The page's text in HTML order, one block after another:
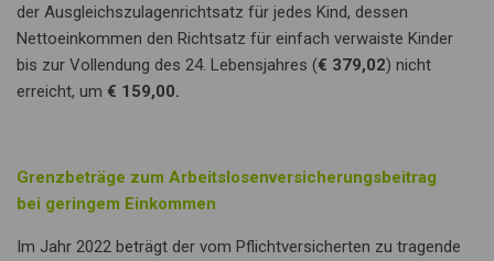
der Ausgleichszulagenrichtsatz für jedes Kind, dessen
Nettoeinkommen den Richtsatz für einfach verwaiste Kinder
bis zur Vollendung des 24. Lebensjahres (€ 379,02) nicht
erreicht, um € 159,00.
Grenzbeträge zum Arbeitslosenversicherungsbeitrag
bei geringem Einkommen
Im Jahr 2022 beträgt der vom Pflichtversicherten zu tragende